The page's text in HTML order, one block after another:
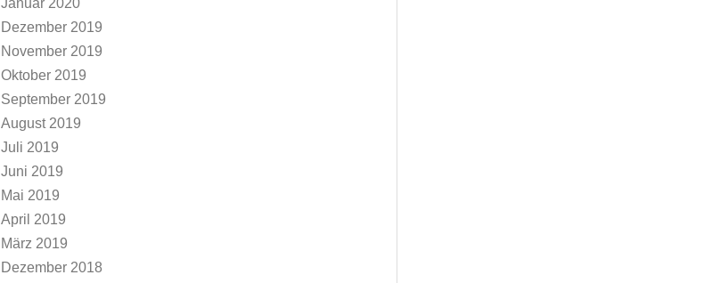
Januar 2020
Dezember 2019
November 2019
Oktober 2019
September 2019
August 2019
Juli 2019
Juni 2019
Mai 2019
April 2019
März 2019
Dezember 2018